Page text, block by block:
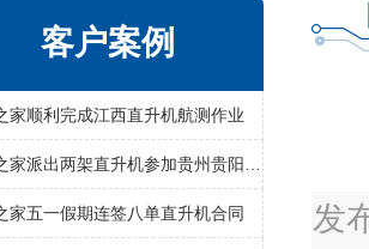
客户案例
家顺利完成江西直升机航测作业
家五一假期连签八单直升机合同 发